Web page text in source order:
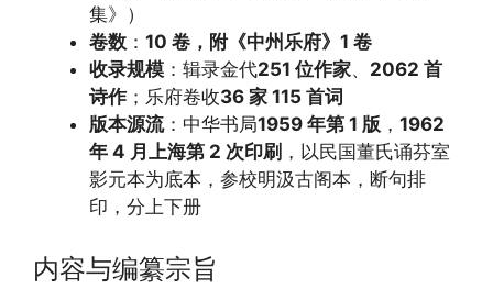
集》）
卷数 ： 10 卷，附《中州乐府》1 卷
收录规模 ：辑录金代251 位作家、 2062 首
诗作；乐府卷收36 家 115 首词
版本源流：中华书局1959 年第 1 版 ， 1962
年 4 月上海第 2 次印刷 ，以民国董氏诵芬室
影元本为底本，参校明汲古阁本，断句排
印，分上下册
内容与编纂宗旨